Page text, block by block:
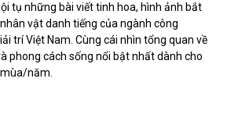
tụ những bài viết tinh hoa, hình ảnh bắt
vật danh tiếng của ngành công
trí Việt Nam. Cùng cái nhìn tổng quan về
phong cách sống nổi bật nhất dành cho
năm.